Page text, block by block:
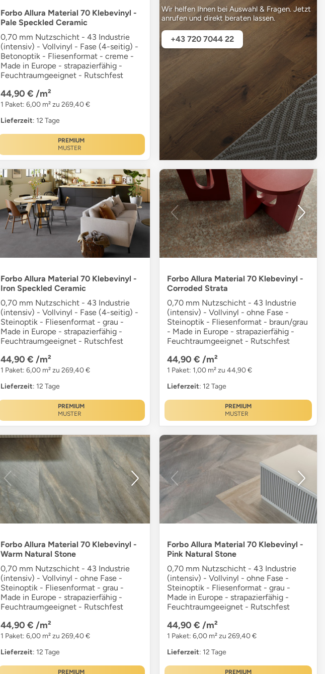
Forbo Allura Material 70 Klebevinyl -
Pale Speckled Ceramic
0,70 mm Nutzschicht - 43 Industrie
(intensiv) - Vollvinyl - Fase (4-seitig) -
Betonoptik - Fliesenformat - creme -
Made in Europe - strapazierfähig -
Feuchtraumgeeignet - Rutschfest
44,90 € /m²
1 Paket: 6,00 m² zu 269,40 €
Lieferzeit: 12 Tage
PREMIUM
MUSTER
Wir helfen Ihnen bei Auswahl & Fragen. Jetzt
anrufen und direkt beraten lassen.
+43 720 7044 22
Forbo Allura Material 70 Klebevinyl -
Iron Speckled Ceramic
0,70 mm Nutzschicht - 43 Industrie
(intensiv) - Vollvinyl - Fase (4-seitig) -
Steinoptik - Fliesenformat - grau -
Made in Europe - strapazierfähig -
Feuchtraumgeeignet - Rutschfest
44,90 € /m²
1 Paket: 6,00 m² zu 269,40 €
Lieferzeit: 12 Tage
PREMIUM
MUSTER
Forbo Allura Material 70 Klebevinyl -
Corroded Strata
0,70 mm Nutzschicht - 43 Industrie
(intensiv) - Vollvinyl - ohne Fase -
Steinoptik - Fliesenformat - braun/grau
- Made in Europe - strapazierfähig -
Feuchtraumgeeignet - Rutschfest
44,90 € /m²
1 Paket: 1,00 m² zu 44,90 €
Lieferzeit: 12 Tage
PREMIUM
MUSTER
Forbo Allura Material 70 Klebevinyl -
Warm Natural Stone
0,70 mm Nutzschicht - 43 Industrie
(intensiv) - Vollvinyl - ohne Fase -
Steinoptik - Fliesenformat - grau -
Made in Europe - strapazierfähig -
Feuchtraumgeeignet - Rutschfest
44,90 € /m²
1 Paket: 6,00 m² zu 269,40 €
Lieferzeit: 12 Tage
PREMIUM
Forbo Allura Material 70 Klebevinyl -
Pink Natural Stone
0,70 mm Nutzschicht - 43 Industrie
(intensiv) - Vollvinyl - ohne Fase -
Steinoptik - Fliesenformat - grau -
Made in Europe - strapazierfähig -
Feuchtraumgeeignet - Rutschfest
44,90 € /m²
1 Paket: 6,00 m² zu 269,40 €
Lieferzeit: 12 Tage
PREMIUM